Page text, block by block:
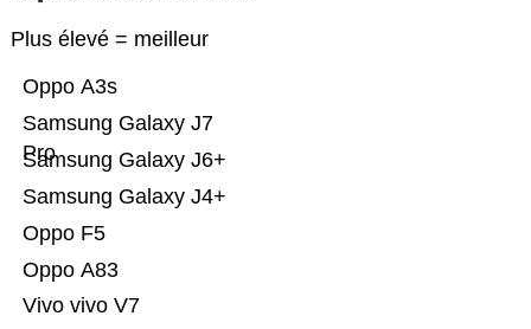
Plus élevé = meilleur
Vivo vivo V7
Oppo A83
Oppo F5
Samsung Galaxy J4+
Samsung Galaxy J6+
Samsung Galaxy J7
Pro
Oppo A3s